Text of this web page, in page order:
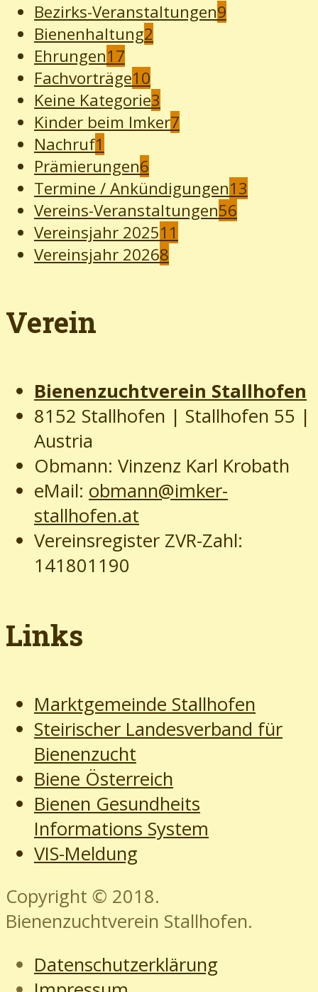
Bezirks-Veranstaltungen9
Bienenhaltung2
Ehrungen17
Fachvorträge10
Keine Kategorie3
Kinder beim Imker7
Nachruf1
Prämierungen6
Termine / Ankündigungen13
Vereins-Veranstaltungen56
Vereinsjahr 202511
Vereinsjahr 20268
Verein
Bienenzuchtverein Stallhofen
8152 Stallhofen | Stallhofen 55 |
Austria
Obmann: Vinzenz Karl Krobath
eMail: obmann@imker-
stallhofen.at
Vereinsregister ZVR-Zahl:
141801190
Links
Marktgemeinde Stallhofen
Steirischer Landesverband für
Bienenzucht
Biene Österreich
Bienen Gesundheits
Informations System
VIS-Meldung
Copyright © 2018.
Bienenzuchtverein Stallhofen.
Datenschutzerklärung